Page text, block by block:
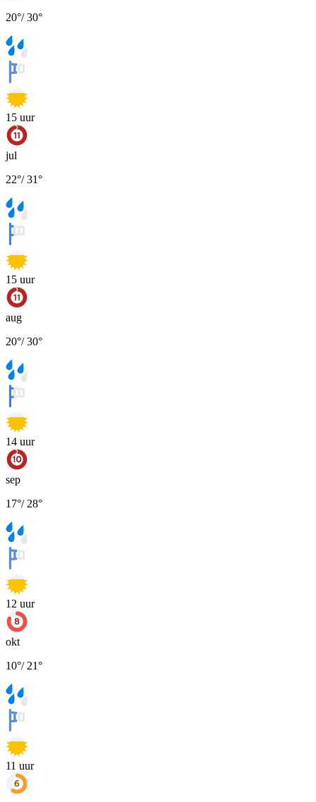
20°/30°
15 uur
jul
22°/31°
15 uur
aug
20°/30°
14 uur
sep
17°/ 28°
12 uur
okt
10°/ 21°
11 uur